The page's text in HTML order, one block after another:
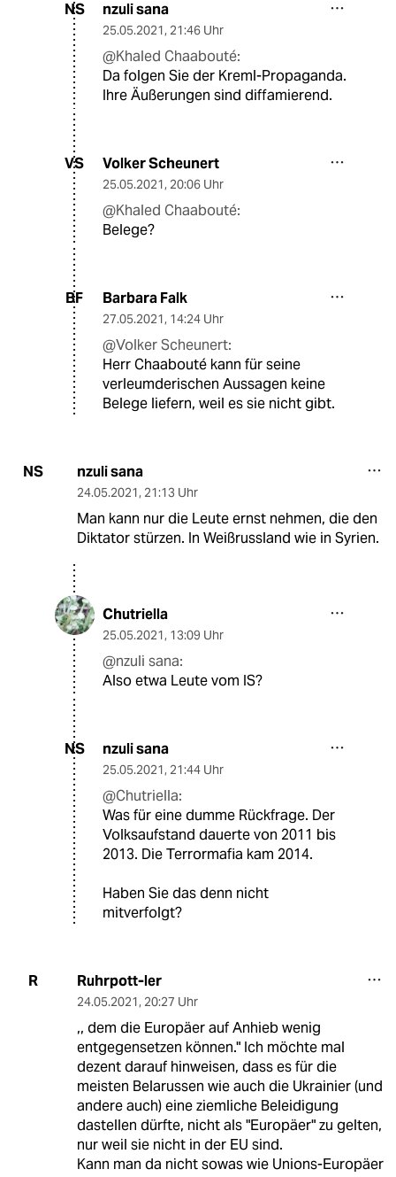
NS nzuli sana
25.05.2021, 21:46 Uhr
@Khaled Chaabouté:
Da folgen Sie der Kreml-Propaganda.
Ihre Äußerungen sind diffamierend.
VS Volker Scheunert
25.05.2021, 20:06 Uhr
@Khaled Chaabouté:
Belege?
BF Barbara Falk
27.05.2021, 14:24 Uhr
@Volker Scheunert:
Herr Chaabouté kann für seine
verleumderischen Aussagen keine
Belege liefern, weil es sie nicht gibt.
NS nzuli sana
24.05.2021, 21:13 Uhr
Man kann nur die Leute ernst nehmen, die den
Diktator stürzen. In Weißrussland wie in Syrien.
Chutriella
25.05.2021, 13:09 Uhr
@nzuli sana:
Also etwa Leute vom IS?
NS nzuli sana
25.05.2021, 21:44 Uhr
@Chutriella:
Was für eine dumme Rückfrage. Der
Volksaufstand dauerte von 2011 bis
2013. Die Terrormafia kam 2014.
Haben Sie das denn nicht
mitverfolgt?
R Ruhrpott-ler
24.05.2021, 20:27 Uhr
,, dem die Europäer auf Anhieb wenig
entgegensetzen können." Ich möchte mal
dezent darauf hinweisen, dass es für die
meisten Belarussen wie auch die Ukrainier (und
andere auch) eine ziemliche Beleidigung
dastellen dürfte, nicht als "Europäer" zu gelten,
nur weil sie nicht in der EU sind.
Kann man da nicht sowas wie Unions-Europäer